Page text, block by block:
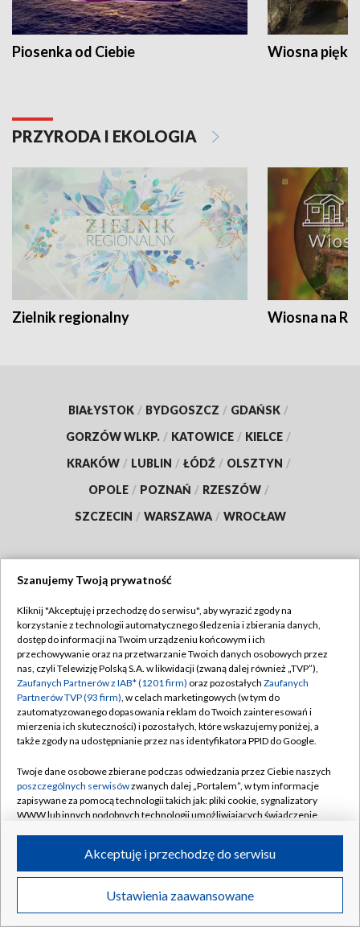
Piosenka od Ciebie Wiosna
PRZYRODA I EKOLOGIA
Zielnik regionalny Wiosna na
BIAŁYSTOK / BYDGOSZCZ / GDAŃSK /
GORZÓW WLKP. / KATOWICE / KIELCE /
KRAKÓW / LUBLIN / ŁÓDŹ / OLSZTYN /
OPOLE / POZNAŃ / RZESZÓW /
SZCZECIN / WARSZAWA / WROCŁAW
TVP
Abonament TVP
Emisja w TVP
Centrum informacji TVP
Naziemna Telewizja Cyfrowa
Rada Programowa
System NOS
Informacje o nadawcy
Program dla prasy
Ogłoszenie przetargowe
Regulamin TVP
Polityka prywatności
Moje zgody
Pomoc
Kontakt
Kanały
©2026 Telewizja Polska S.A. w likwidacji
Szanujemy Twoją prywatność
Kliknij "Akceptuję i przechodzę do serwisu", aby wyrazić zgody na
korzystanie z technologii automatycznego śledzenia i zbierania danych,
dostęp do informacji na Twoim urządzeniu końcowym i ich
przechowywanie oraz na przetwarzanie Twoich danych osobowych przez
nas, czyli Telewizję Polską S.A. w likwidacji (zwaną dalej również „TVP”),
Zaufanych Partnerów z IAB* (1201 firm) oraz pozostałych Zaufanych
Partnerów TVP (93 firm), w celach marketingowych (w tym do
zautomatyzowanego dopasowania reklam do Twoich zainteresowań i
mierzenia ich skuteczności) i pozostałych, które wskazujemy poniżej, a
także zgody na udostępnianie przez nas identyfikatora PPID do Google.
Twoje dane osobowe zbierane podczas odwiedzania przez Ciebie naszych
poszczególnych serwisówzwanych dalej „Portalem”, w tym informacje
zapisywane za pomocą technologii takich jak: pliki cookie, sygnalizatory
WWW lub innych podobnych technologii umożliwiających świadczenie
ruchu w Internecie.
Twoje dane osobowe zbierane podczas odwiedzania przez Ciebie
poszczególnych serwisówna Portalu, takie jak adresy IP, identyfikatory
Ustawienia zaawansowane
Akceptuję i przechodzę do serwisu